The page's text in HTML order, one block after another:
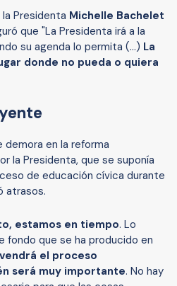
Presidenta Michelle Bachelet
que "La Presidenta irá a la
su agenda lo permita (...) La
donde no pueda o quiera
demora en la reforma
la Presidenta, que se suponía
de educación cívica durante
atrasos.
estamos en tiempo. Lo
que se ha producido en
el proceso
será muy importante. No hay